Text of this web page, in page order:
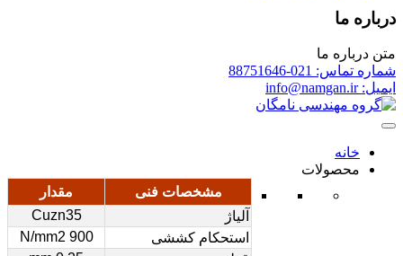
درباره ما
متن درباره ما
شماره تماس: 021-88751646
ایمیل: info@namgan.ir
خانه
محصولات
مشخصات فنی
مقدار
آلیاژ
Cuzn35
استحکام کششی
900 N/mm2